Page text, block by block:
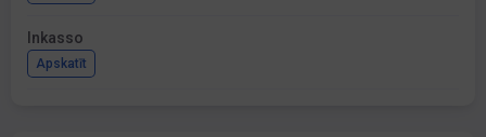
Inkasso
Apskatīt